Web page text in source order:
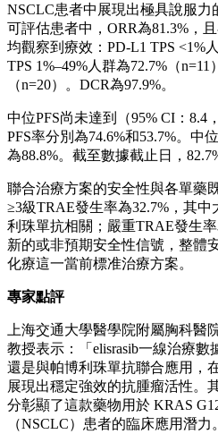
NSCLC患者中展現出極具說服力
可評估患者中，ORR為81.3%，
均觀察到療效：PD-L1 TPS <1%
TPS 1%–49%人群為72.7%（
（n=20）。DCR為97.9%。
中位PFS尚未達到（95% CI：8.4
PFS率分別為74.6%和53.7%。中
為88.8%。截至數據截止日，
聯合治療方案的安全性與各單藥
≥3級TRAE發生率為32.7%，其
利珠單抗相關；嚴重TRAE發生率
新的或非預期安全性信號，整體
化療這一當前標准治療方案。
專家點評
上海交通大學醫學院附屬胸科醫
教授表示：「elisrasib一線治療
還是與帕博利珠單抗聯合應用，
展現出穩定強效的抗腫瘤活性。
分彰顯了這款藥物用於 KRAS
（NSCLC）患者的臨床應用潛力